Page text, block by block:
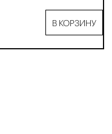
В КОРЗИНУ